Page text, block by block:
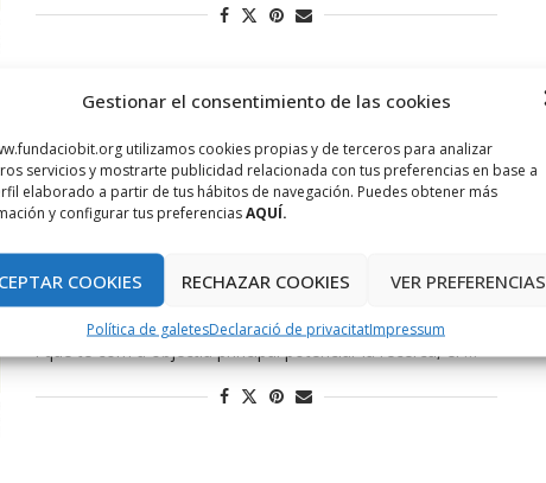
Gestionar el consentimiento de las cookies
utilizamos cookies propias y de terceros para analizar
servicios y mostrarte publicidad relacionada con tus preferencias en base a
elaborado a partir de tus hábitos de navegación. Puedes obtener más
y configurar tus preferenciasAQUÍ.
COOKIES RECHAZAR COOKIES VER PREFERENCIAS
Política de galetesDeclaració de privacitatImpressum
Activitats Actualitat
Jornada de Descobriment Emprenedor a
març 7, 2019
Dins la Factoria d’Innovació promoguda per la Fundació Bit,
i que té com a objectiu principal potenciar la recerca, el …